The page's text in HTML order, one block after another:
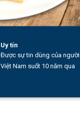
Uy tín
Được sự tin dùng của người
Việt Nam suốt 10 năm qua